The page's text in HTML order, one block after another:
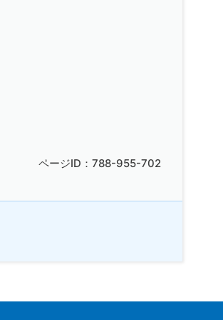
ページID：788-955-702